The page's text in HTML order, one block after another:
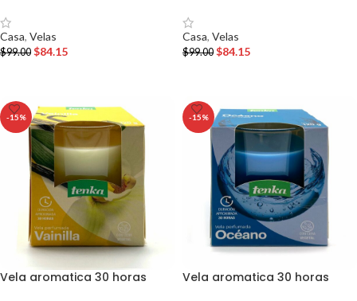
Casa, Velas
$99.00 $84.15
Casa, Velas
$99.00 $84.15
-15%
Vela aromatica 30 horas
-15%
Vela aromatica 30 horas